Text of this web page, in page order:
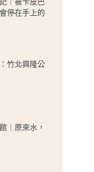
停在手上的
竹北興隆公
｜原來水，